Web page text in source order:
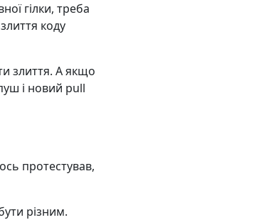
гілки, треба
коду
злиття. А якщо
і новий pull
протестував,
різним.